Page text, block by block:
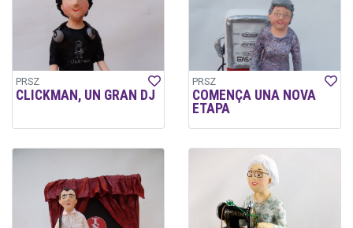
PRSZ
CLICKMAN, UN GRAN DJ
PRSZ
COMENÇA UNA NOVA
ETAPA